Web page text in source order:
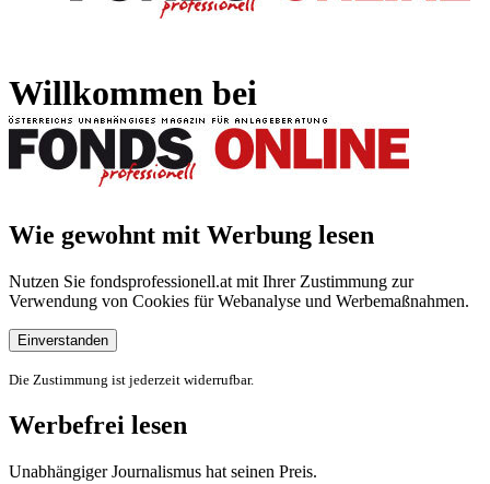
Willkommen bei
Wie gewohnt mit Werbung lesen
Nutzen Sie fondsprofessionell.at mit Ihrer Zustimmung zur
Verwendung von Cookies für Webanalyse und Werbemaßnahmen.
Einverstanden
Die Zustimmung ist jederzeit widerrufbar.
Werbefrei lesen
Unabhängiger Journalismus hat seinen Preis.